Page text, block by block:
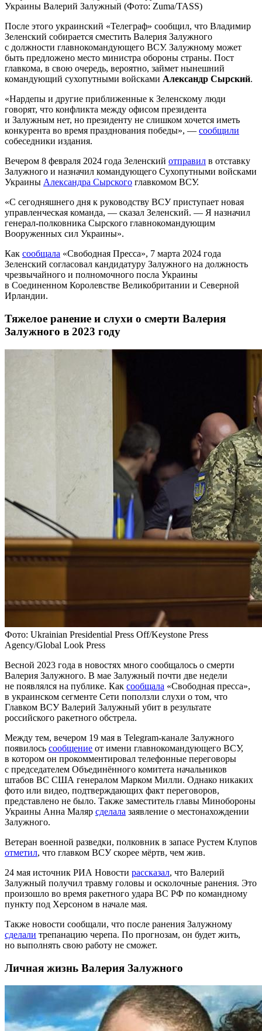
Украины Валерий Залужный (Фото: Zuma/TASS)
После этого украинский «Телеграф» сообщил, что Владимир
Зеленский собирается сместить Валерия Залужного
с должности главнокомандующего ВСУ. Залужному может
быть предложено место министра обороны страны. Пост
главкома, в свою очередь, вероятно, займет нынешний
командующий сухопутными войсками Александр Сырский.
«Нардепы и другие приближенные к Зеленскому люди
говорят, что конфликта между офисом президента
и Залужным нет, но президенту не слишком хочется иметь
конкурента во время празднования победы», — сообщили
собеседники издания.
Вечером 8 февраля 2024 года Зеленский отправил в отставку
Залужного и назначил командующего Сухопутными войсками
Украины Александра Сырского главкомом ВСУ.
«С сегодняшнего дня к руководству ВСУ приступает новая
управленческая команда, — сказал Зеленский. — Я назначил
генерал-полковника Сырского главнокомандующим
Вооруженных сил Украины».
Как сообщала «Свободная Пресса», 7 марта 2024 года
Зеленский согласовал кандидатуру Залужного на должность
чрезвычайного и полномочного посла Украины
в Соединенном Королевстве Великобритании и Северной
Ирландии.
Тяжелое ранение и слухи о смерти Валерия
Залужного в 2023 году
Фото: Ukrainian Presidential Press Off/Keystone Press
Agency/Global Look Press
Весной 2023 года в новостях много сообщалось о смерти
Валерия Залужного. В мае Залужный почти две недели
не появлялся на публике. Как сообщала «Свободная пресса»,
в украинском сегменте Сети поползли слухи о том, что
Главком ВСУ Валерий Залужный убит в результате
российского ракетного обстрела.
Между тем, вечером 19 мая в Telegram-канале Залужного
появилось сообщение от имени главнокомандующего ВСУ,
в котором он прокомментировал телефонные переговоры
с председателем Объединённого комитета начальников
штабов ВС США генералом Марком Милли. Однако никаких
фото или видео, подтверждающих факт переговоров,
представлено не было. Также заместитель главы Минобороны
Украины Анна Маляр сделала заявление о местонахождении
Залужного.
Ветеран военной разведки, полковник в запасе Рустем Клупов
отметил, что главком ВСУ скорее мёртв, чем жив.
24 мая источник РИА Новости рассказал, что Валерий
Залужный получил травму головы и осколочные ранения. Это
произошло во время ракетного удара ВС РФ по командному
пункту под Херсоном в начале мая.
Также новости сообщали, что после ранения Залужному
сделали трепанацию черепа. По прогнозам, он будет жить,
но выполнять свою работу не сможет.
Личная жизнь Валерия Залужного